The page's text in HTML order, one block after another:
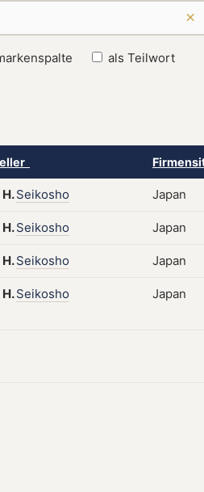
×
als Teilwort
H.Seikosho Japan
H.Seikosho Japan
H.Seikosho Japan
H.Seikosho Japan